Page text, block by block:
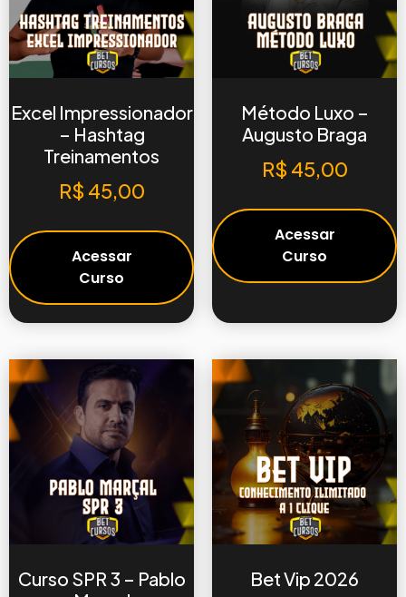
Excel Impressionador
– Hashtag
Treinamentos
R$ 45,00
Acessar
Curso
Método Luxo –
Augusto Braga
R$ 45,00
Acessar
Curso
Curso SPR 3 – Pablo
Bet Vip 2026